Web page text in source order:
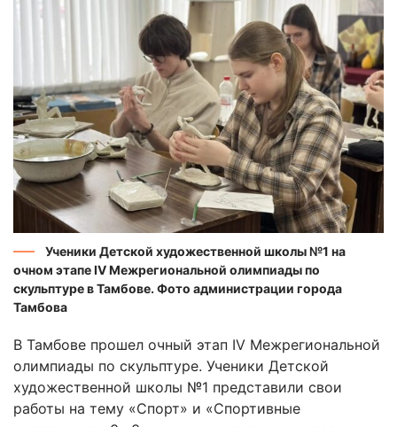
Ученики Детской художественной школы №1 на
очном этапе IV Межрегиональной олимпиады по
скульптуре в Тамбове. Фото администрации города
Тамбова
В Тамбове прошел очный этап IV Межрегиональной
олимпиады по скульптуре. Ученики Детской
художественной школы №1 представили свои
работы на тему «Спорт» и «Спортивные